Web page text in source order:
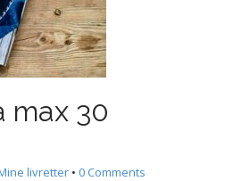
max 30
livretter • 0 Comments